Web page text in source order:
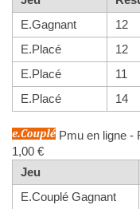
E.Gagnant
12
E.Placé
12
E.Placé
11
E.Placé
14
Pmu en ligne -
1,00 €
Jeu
E.Couplé Gagnant